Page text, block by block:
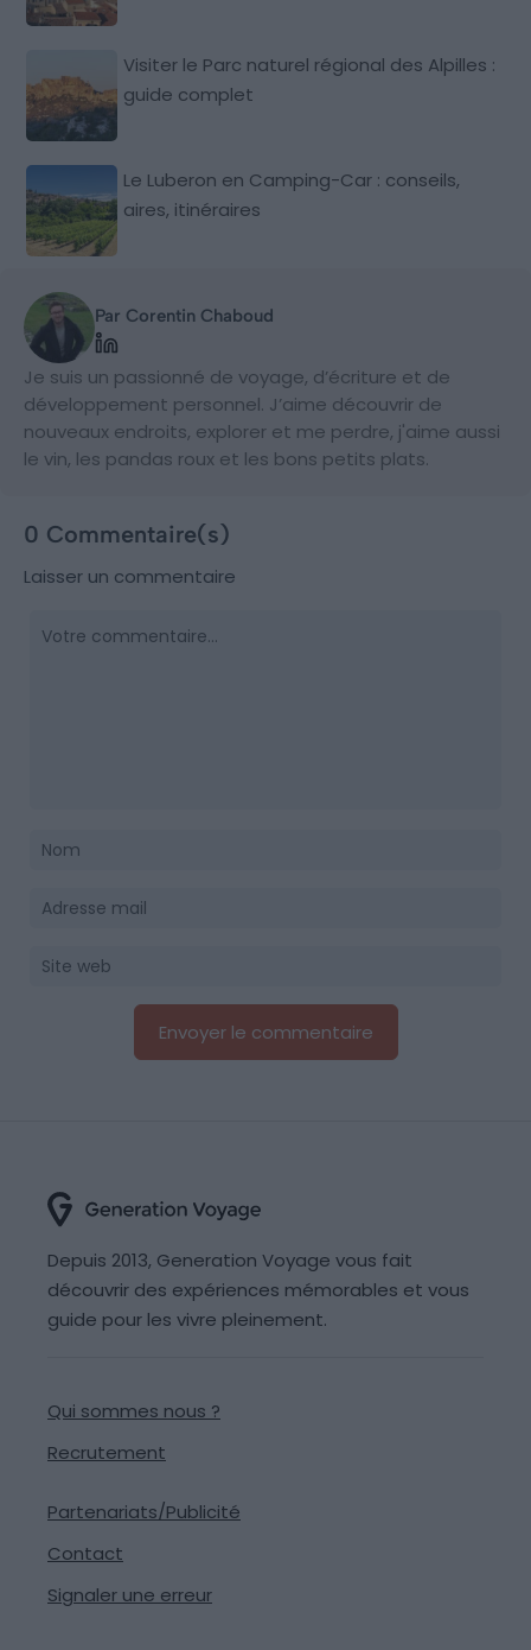
Visiter le Parc naturel régional des Alpilles :
guide complet
Le Luberon en Camping-Car : conseils,
aires, itinéraires
Par Corentin Chaboud
Je suis un passionné de voyage, d’écriture et de
développement personnel. J’aime découvrir de
nouveaux endroits, explorer et me perdre, j'aime aussi
le vin, les pandas roux et les bons petits plats.
0 Commentaire(s)
Laisser un commentaire
Depuis 2013, Generation Voyage vous fait
découvrir des expériences mémorables et vous
guide pour les vivre pleinement.
Qui sommes nous ?
Recrutement
Partenariats/Publicité
Contact
Signaler une erreur